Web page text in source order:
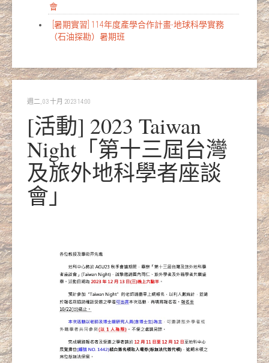
會
[暑期實習] 114年度產學合作計畫-地球科學實務
（石油探勘）暑期班
週二, 03 十月 2023 14:00
[活動] 2023 Taiwan
Night「第十三屆台灣
及旅外地科學者座談
會」